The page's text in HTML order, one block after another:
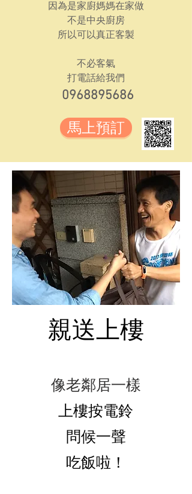
因為是家廚媽媽在家做
不是中央廚房
​所以可以真正客製
不必客氣
打電話給我們
0968895686
馬上預訂
親送上樓
像老鄰居一樣
上樓按電鈴
問候一聲
​吃飯啦！